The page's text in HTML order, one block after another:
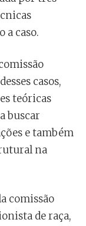
a caso.
casos,
teóricas
buscar
e também
na
comissão
de raça,